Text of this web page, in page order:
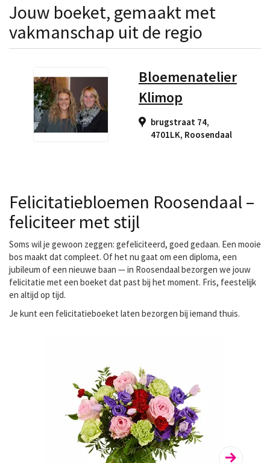
Jouw boeket, gemaakt met
vakmanschap uit de regio
Bloemenatelier
Klimop
brugstraat 74,
4701LK, Roosendaal
Felicitatiebloemen Roosendaal –
feliciteer met stijl
Soms wil je gewoon zeggen: gefeliciteerd, goed gedaan. Een mooie
bos maakt dat compleet. Of het nu gaat om een diploma, een
jubileum of een nieuwe baan — in Roosendaal bezorgen we jouw
felicitatie met een boeket dat past bij het moment. Fris, feestelijk
en altijd op tijd.
Je kunt een felicitatieboeket laten bezorgen bij iemand thuis.